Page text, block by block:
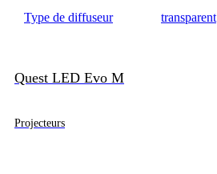
Type de diffuseur transparent
Quest LED Evo M
Projecteurs